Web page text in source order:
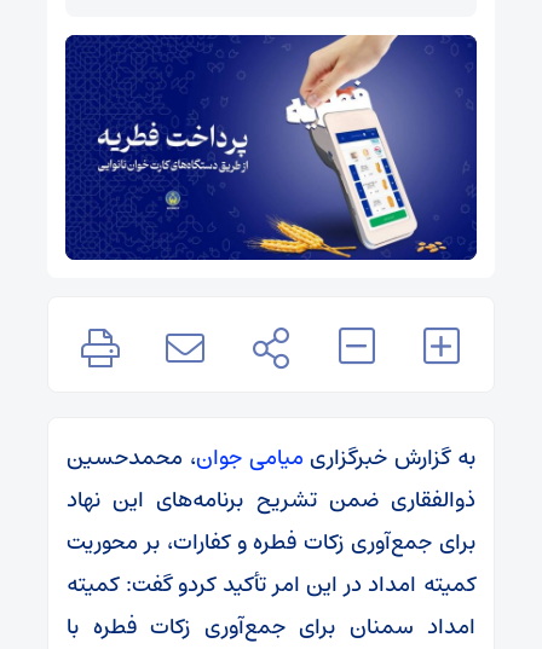
به گزارش خبرگزاری میامی جوان، محمدحسین
ذوالفقاری ضمن تشریح برنامه‌های این نهاد
برای جمع‌آوری زکات فطره و کفارات، بر محوریت
کمیته امداد در این امر تأکید کردو گفت: کمیته
امداد سمنان برای جمع‌آوری زکات فطره با